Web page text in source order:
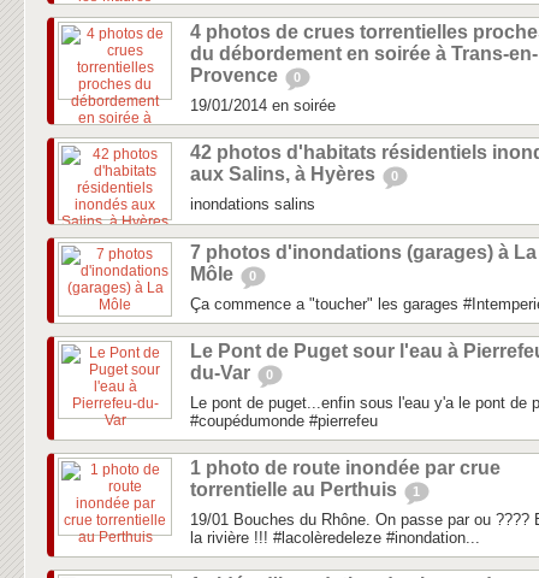
4 photos de crues torrentielles
du débordement en soirée à Trans-en-
Provence
0
19/01/2014 en soirée
42 photos d'habitats résidentiels
aux Salins, à Hyères
0
inondations salins
7 photos d'inondations (garages) à La
Môle
0
Ça commence a "toucher" les garages
Le Pont de Puget sour l'eau à
du-Var
0
Le pont de puget...enfin sous l'eau y'a le pont de
#coupédumonde #pierrefeu
1 photo de route inondée par crue
torrentielle au Perthuis
1
19/01 Bouches du Rhône. On passe par ou ????
la rivière !!! #lacolèredeleze #inondation...